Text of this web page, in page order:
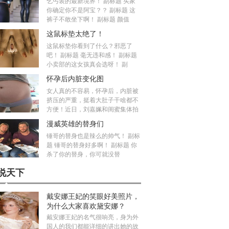
你确定你不是阿宝？？ 副标题 这
裤子不敢坐下啊！ 副标题 颜值
这鼠标垫太绝了！
这鼠标垫你看到了什么？邪恶了
吧！ 副标题 毫无违和感！ 副标题
小卖部的这女孩真会选呀！ 副
怀孕后内脏变化图
女人真的不容易，怀孕后，内脏被
挤压的严重，挺着大肚子干啥都不
方便！近日，刘嘉姵和闺蜜集体拍
漫威英雄的替身们
锤哥的替身也是辣么的帅气！ 副标
题 锤哥的替身好多啊！ 副标题 你
杀了你的替身，你可就没替
天下
戴安娜王妃的笑眼好美照片，
为什么大家喜欢黛安娜？
戴安娜王妃的名气很响亮，身为外
国人的我们都能详细的讲出她的故